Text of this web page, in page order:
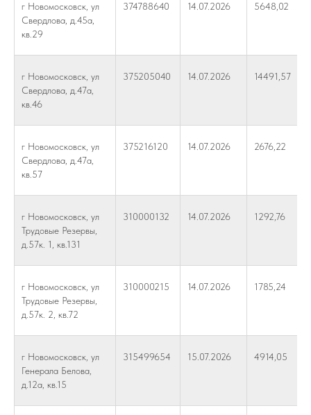
г Новомосковск, ул
Свердлова, д.45а,
кв.29
374788640 14.07.2026 5648,02
г Новомосковск, ул
Свердлова, д.47а,
кв.46
375205040 14.07.2026 14491,57
г Новомосковск, ул
Свердлова, д.47а,
кв.57
375216120 14.07.2026 2676,22
г Новомосковск, ул
Трудовые Резервы,
д.57к. 1, кв.131
310000132 14.07.2026 1292,76
г Новомосковск, ул
Трудовые Резервы,
д.57к. 2, кв.72
310000215 14.07.2026 1785,24
г Новомосковск, ул
Генерала Белова,
д.12а, кв.15
315499654 15.07.2026 4914,05